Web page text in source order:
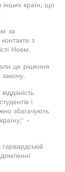
інших країн, що
за
з
Ноем.
це рішення
і
збагачують
-